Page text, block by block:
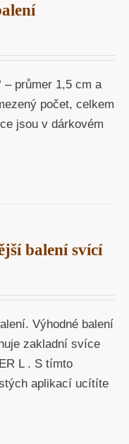
– průmer 1,5 cm a
počet, celkem
jsou v dárkovém
balení svící
Výhodné balení
zakladní svíce
L . S tímto
aplikací ucítíte